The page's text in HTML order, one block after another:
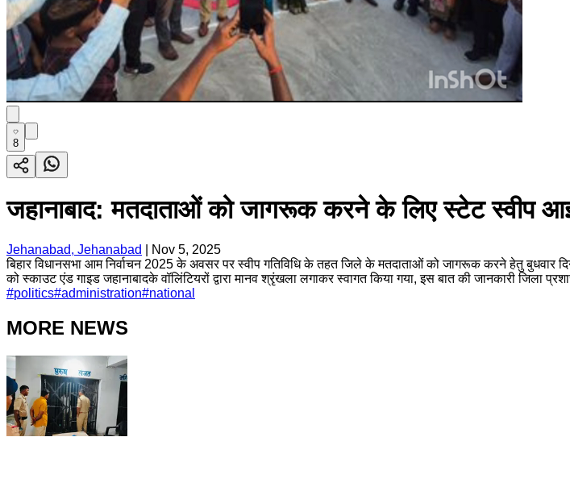
8
जहानाबाद: मतदाताओं को जागरूक करने के लिए स्टेट स्वीप
Jehanabad, Jehanabad
Nov 5, 2025
बिहार विधानसभा आम निर्वाचन 2025 के अवसर पर स्वीप गतिविधि के तहत जिले के मतदाताओं को जागरूक करने हेतु
को स्काउट एंड गाइड जहानाबादके वॉलिंटियरों द्वारा मानव श्रृंखला लगाकर स्वागत किया गया, इस बात की जानकारी जिला
#politics#administration#national
MORE NEWS